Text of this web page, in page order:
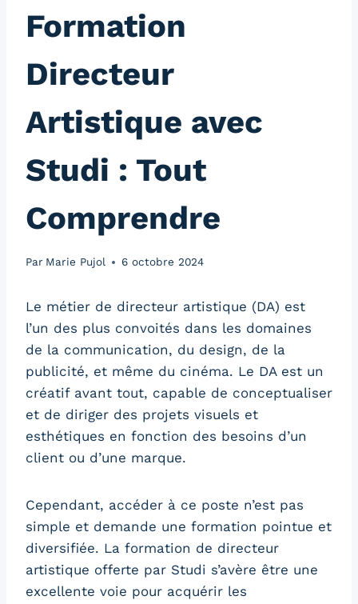
Formation
Directeur
Artistique avec
Studi : Tout
Comprendre
Par Marie Pujol 6 octobre 2024
Le métier de directeur artistique (DA) est
l’un des plus convoités dans les domaines
de la communication, du design, de la
publicité, et même du cinéma. Le DA est un
créatif avant tout, capable de conceptualiser
et de diriger des projets visuels et
esthétiques en fonction des besoins d’un
client ou d’une marque.
Cependant, accéder à ce poste n’est pas
simple et demande une formation pointue et
diversifiée. La formation de directeur
artistique offerte par Studi s’avère être une
excellente voie pour acquérir les